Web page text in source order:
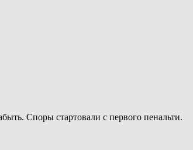
Споры стартовали с первого пенальти.